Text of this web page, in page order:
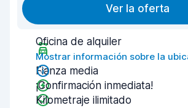
Ver la oferta
Oficina de alquiler
Mostrar información sobre la
Fianza media
¡Confirmación inmediata!
Kilometraje ilimitado